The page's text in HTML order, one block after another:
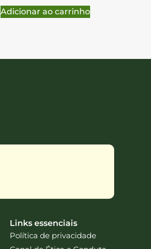
Adicionar ao carrinho
Links essenciais
Política de privacidade